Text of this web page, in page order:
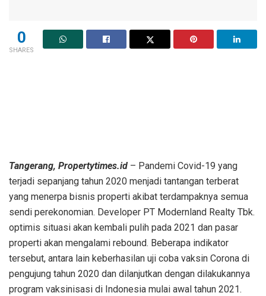
0
SHARES
Tangerang, Propertytimes.id – Pandemi Covid-19 yang
terjadi sepanjang tahun 2020 menjadi tantangan terberat
yang menerpa bisnis properti akibat terdampaknya semua
sendi perekonomian. Developer PT Modernland Realty Tbk.
optimis situasi akan kembali pulih pada 2021 dan pasar
properti akan mengalami rebound. Beberapa indikator
tersebut, antara lain keberhasilan uji coba vaksin Corona di
pengujung tahun 2020 dan dilanjutkan dengan dilakukannya
program vaksinisasi di Indonesia mulai awal tahun 2021.